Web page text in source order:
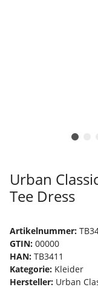
Urban
Tee Dress
Artikelnummer:
GTIN: 00000
HAN: TB3411
Kategorie: Kleider
Hersteller: Urban